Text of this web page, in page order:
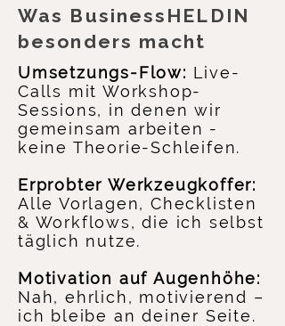
Was BusinessHELDIN
besonders macht
Umsetzungs-Flow: Live-
Calls mit Workshop-
Sessions, in denen wir
gemeinsam arbeiten -
keine Theorie-Schleifen.
Erprobter Werkzeugkoffer:
Alle Vorlagen, Checklisten
& Workflows, die ich selbst
täglich nutze.
Motivation auf Augenhöhe:
Nah, ehrlich, motivierend –
ich bleibe an deiner Seite.